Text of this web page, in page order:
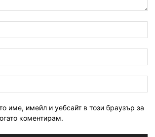
име, имейл и уебсайт в този браузър за
коментирам.